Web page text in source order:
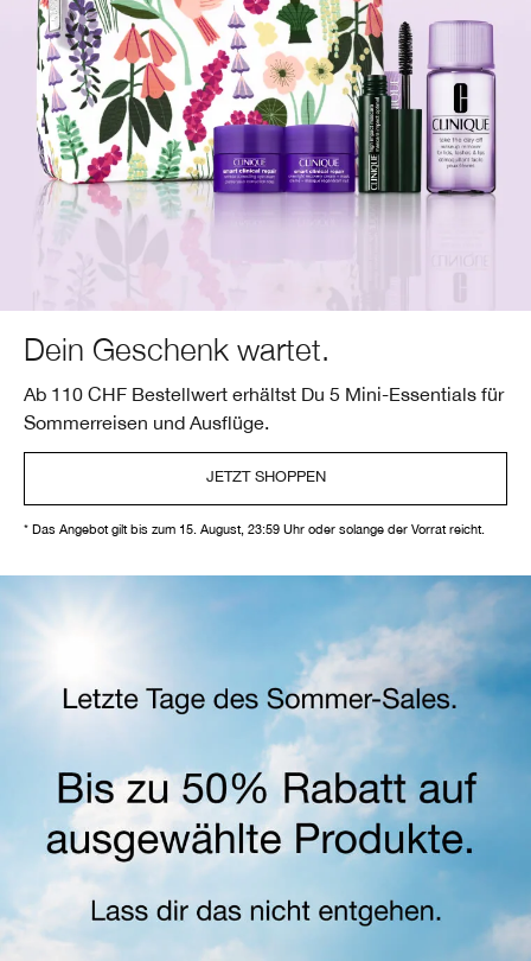
Dein Geschenk wartet.
Ab 110 CHF Bestellwert erhältst Du 5 Mini-Essentials für
Sommerreisen und Ausflüge.
JETZT SHOPPEN
* Das Angebot gilt bis zum 15. August, 23:59 Uhr oder solange der Vorrat reicht.